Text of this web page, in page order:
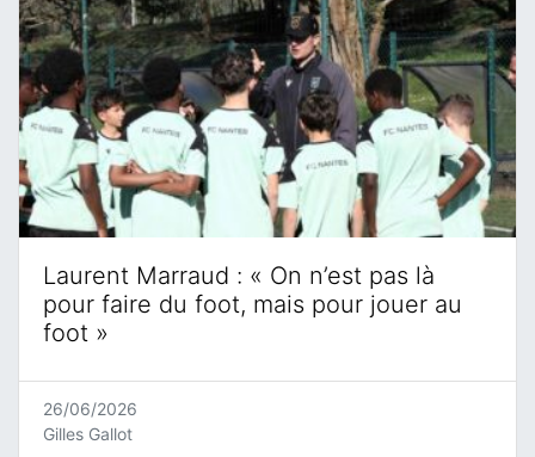
Laurent Marraud : « On n’est pas là
pour faire du foot, mais pour jouer au
foot »
26/06/2026
Gilles Gallot